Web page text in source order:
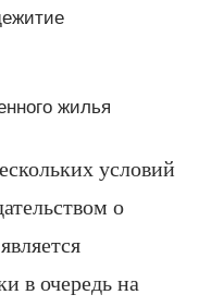
жилья
условий
о
в очередь на